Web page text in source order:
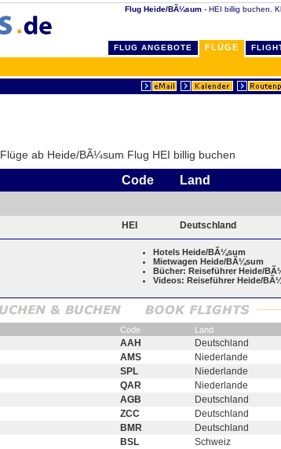
Flug Heide/BÃ¼sum - HEI billig buchen.
FLUG ANGEBOTE FLÜGE
Flüge ab Heide/BÃ¼sum Flug HEI billig buchen
Code Land
HEI Deutschland
Hotels Heide/BÃ¼sum
Mietwagen Heide/BÃ¼sum
Bücher: Reiseführer Heide/
Videos: Reiseführer Heide/
Code Land
AAH
Deutschland
AMS
Niederlande
SPL
Niederlande
QAR
Niederlande
AGB
Deutschland
ZCC
Deutschland
BMR
Deutschland
BSL
Schweiz